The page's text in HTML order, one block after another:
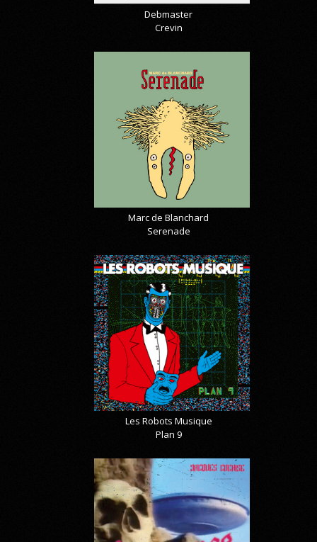
Debmaster
Crevin
Marc de Blanchard
Serenade
Les Robots Musique
Plan 9